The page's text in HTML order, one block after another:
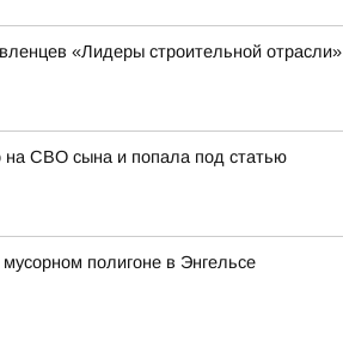
«Лидеры строительной отрасли»
на СВО сына и попала под статью
полигоне в Энгельсе